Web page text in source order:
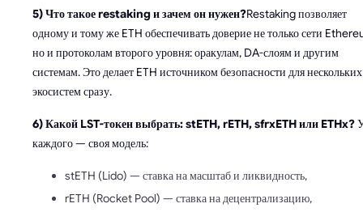
5) Что такое restaking и зачем он нужен?Restaking позволяет
одному и тому же ETH обеспечивать доверие не только сети
но и протоколам второго уровня: оракулам, DA-слоям и другим
системам. Это делает ETH источником безопасности для нескольких
экосистем сразу.
6) Какой LST-токен выбрать: stETH, rETH, sfrxETH или ETHx?
каждого — своя модель:
stETH (Lido) — ставка на масштаб и ликвидность,
rETH (Rocket Pool) — ставка на децентрализацию,